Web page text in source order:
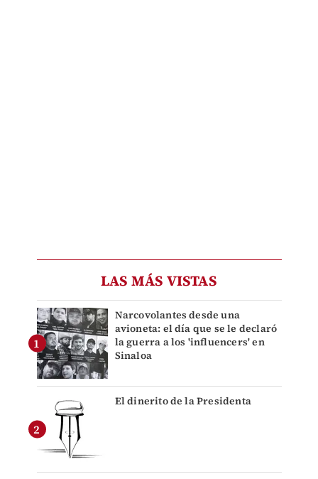
LAS MÁS VISTAS
Narcovolantes desde una
avioneta: el día que se le declaró
la guerra a los 'influencers' en
Sinaloa
El dinerito de la Presidenta